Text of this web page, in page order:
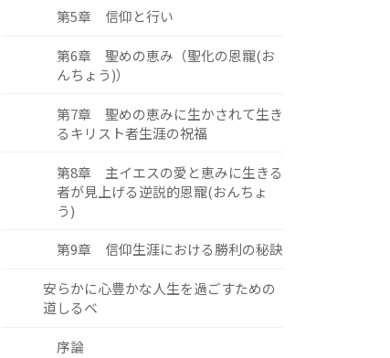
第5章 信仰と行い
第6章 聖めの恵み（聖化の恩寵(お
んちょう)）
第7章 聖めの恵みに生かされて生き
るキリスト者生涯の祝福
第8章 主イエスの愛と恵みに生きる
者が見上げる逆説的恩寵(おんちょ
う)
第9章 信仰生涯における勝利の秘訣
安らかに心豊かな人生を過ごすための
道しるべ
序論